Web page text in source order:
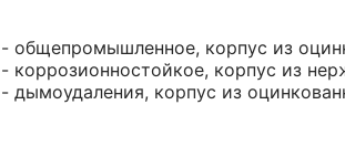
- общепромышленное, корпус из
- коррозионностойкое, корпус из
- дымоудаления, корпус из